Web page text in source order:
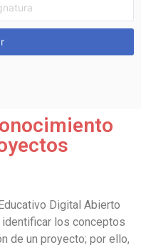
Digital Abierto
identificar los conceptos
de un proyecto; por ello,